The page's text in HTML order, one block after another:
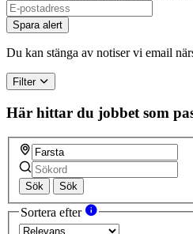
Spara alert
Du kan stänga av notiser vi email
Filter
Här hittar du jobbet som
Sök Sök
Sortera efter